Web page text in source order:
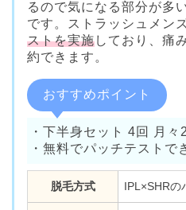
るので気になる部分が多
です。ストラッシュメン
ストを実施しており、痛
約できます。
おすすめポイント
・下半身セット 4回 月
・無料でパッチテストで
脱毛方式 IPL×SHRの